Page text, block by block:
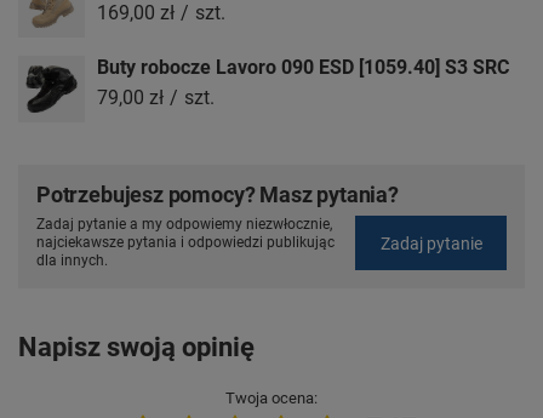
169,00 zł / szt.
Buty robocze Lavoro 090 ESD [1059.40] S3 SRC
79,00 zł / szt.
Potrzebujesz pomocy? Masz pytania?
Zadaj pytanie a my odpowiemy niezwłocznie,
najciekawsze pytania i odpowiedzi publikując
dla innych.
Zadaj pytanie
Napisz swoją opinię
Twoja ocena: